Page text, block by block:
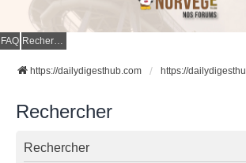
FAQ Rechercher
https://dailydigesthub.com
Rechercher
Rechercher